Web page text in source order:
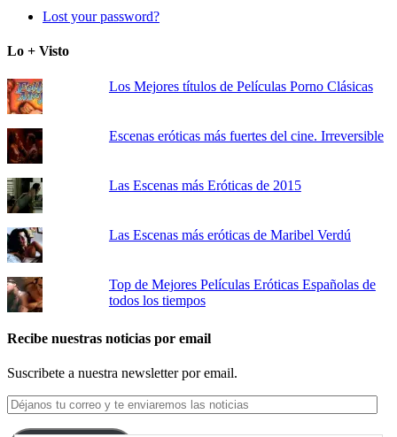
Lost your password?
Lo + Visto
Los Mejores títulos de Películas Porno Clásicas
Escenas eróticas más fuertes del cine. Irreversible
Las Escenas más Eróticas de 2015
Las Escenas más eróticas de Maribel Verdú
Top de Mejores Películas Eróticas Españolas de
todos los tiempos
Recibe nuestras noticias por email
Suscribete a nuestra newsletter por email.
Déjanos
tu